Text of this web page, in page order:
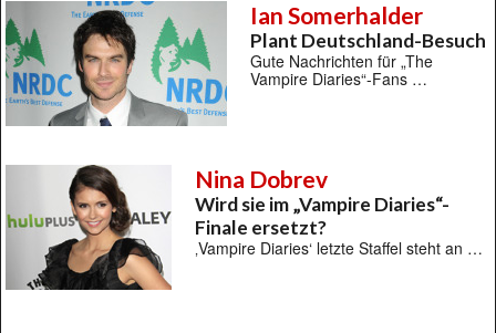
Ian Somerhalder
Plant Deutschland-Besuch
Gute Nachrichten für „The
Vampire Diaries“-Fans …
Nina Dobrev
Wird sie im „Vampire Diaries“-
Finale ersetzt?
‚Vampire Diaries‘ letzte Staffel steht an …